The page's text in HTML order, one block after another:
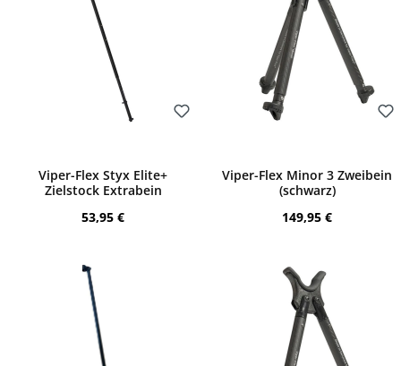
Viper-Flex Styx Elite+
Zielstock Extrabein
Regulärer Preis:
53,95 €
Viper-Flex Minor 3 Zweibein
(schwarz)
Regulärer Preis:
149,95 €